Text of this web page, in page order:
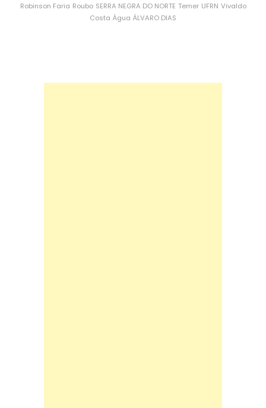
Robinson Faria Roubo SERRA NEGRA DO NORTE Temer UFRN Vivaldo
Costa Água ÁLVARO DIAS